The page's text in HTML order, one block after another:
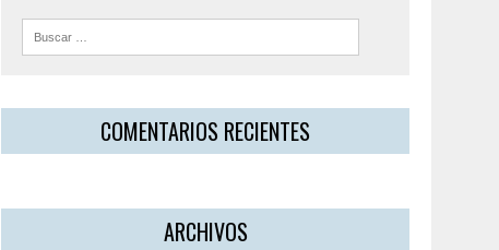
COMENTARIOS RECIENTES
ARCHIVOS